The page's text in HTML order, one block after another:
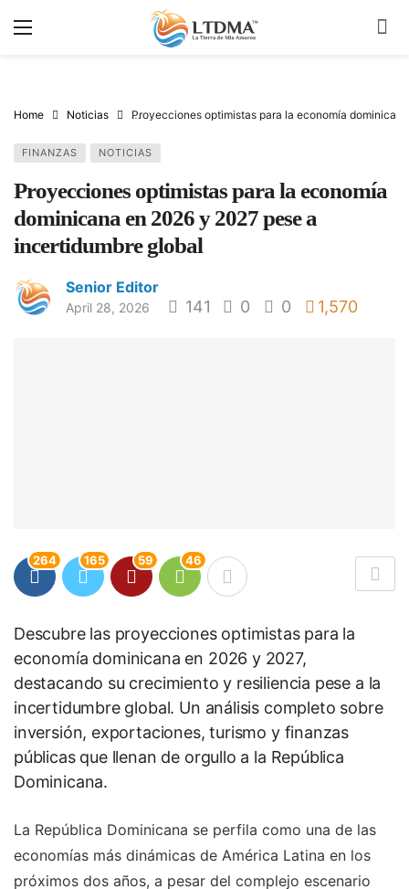
Home Noticias Proyecciones optimistas para la economía
FINANZAS NOTICIAS
Proyecciones optimistas para la economía
dominicana en 2026 y 2027 pese a
incertidumbre global
Senior Editor
April 28, 2026 141 0 0 1,570
264 165 59 46
Descubre las proyecciones optimistas para la
economía dominicana en 2026 y 2027,
destacando su crecimiento y resiliencia pese a la
incertidumbre global. Un análisis completo sobre
inversión, exportaciones, turismo y finanzas
públicas que llenan de orgullo a la República
Dominicana.
La República Dominicana se perfila como una de las
economías más dinámicas de América Latina en los
próximos dos años, a pesar del complejo escenario